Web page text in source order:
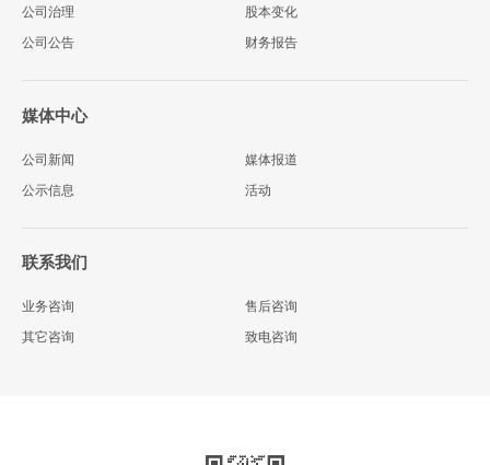
公司治理
股本变化
公司公告
财务报告
媒体中心
公司新闻
媒体报道
公示信息
活动
联系我们
业务咨询
售后咨询
其它咨询
致电咨询